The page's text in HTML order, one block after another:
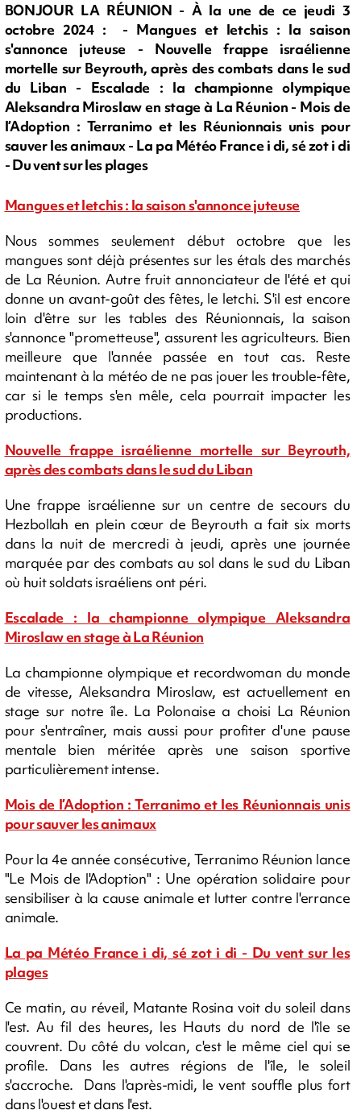
BONJOUR LA RÉUNION - À la une de ce jeudi 3
octobre 2024 : - Mangues et letchis : la saison
s'annonce juteuse - Nouvelle frappe israélienne
mortelle sur Beyrouth, après des combats dans le sud
du Liban - Escalade : la championne olympique
Aleksandra Miroslaw en stage à La Réunion - Mois de
l’Adoption : Terranimo et les Réunionnais unis pour
sauver les animaux - La pa Météo France i di, sé zot i di
- Du vent sur les plages
Mangues et letchis : la saison s'annonce juteuse
Nous sommes seulement début octobre que les
mangues sont déjà présentes sur les étals des marchés
de La Réunion. Autre fruit annonciateur de l'été et qui
donne un avant-goût des fêtes, le letchi. S'il est encore
loin d'être sur les tables des Réunionnais, la saison
s'annonce "prometteuse", assurent les agriculteurs. Bien
meilleure que l'année passée en tout cas. Reste
maintenant à la météo de ne pas jouer les trouble-fête,
car si le temps s'en mêle, cela pourrait impacter les
productions.
Nouvelle frappe israélienne mortelle sur Beyrouth,
après des combats dans le sud du Liban
Une frappe israélienne sur un centre de secours du
Hezbollah en plein cœur de Beyrouth a fait six morts
dans la nuit de mercredi à jeudi, après une journée
marquée par des combats au sol dans le sud du Liban
où huit soldats israéliens ont péri.
Escalade : la championne olympique Aleksandra
Miroslaw en stage à La Réunion
La championne olympique et recordwoman du monde
de vitesse, Aleksandra Miroslaw, est actuellement en
stage sur notre île. La Polonaise a choisi La Réunion
pour s'entraîner, mais aussi pour profiter d'une pause
mentale bien méritée après une saison sportive
particulièrement intense.
Mois de l’Adoption : Terranimo et les Réunionnais unis
pour sauver les animaux
Pour la 4e année consécutive, Terranimo Réunion lance
"Le Mois de l'Adoption" : Une opération solidaire pour
sensibiliser à la cause animale et lutter contre l'errance
animale.
La pa Météo France i di, sé zot i di - Du vent sur les
plages
Ce matin, au réveil, Matante Rosina voit du soleil dans
l'est. Au fil des heures, les Hauts du nord de l'île se
couvrent. Du côté du volcan, c'est le même ciel qui se
profile. Dans les autres régions de l'île, le soleil
s'accroche. Dans l'après-midi, le vent souffle plus fort
dans l'ouest et dans l'est.